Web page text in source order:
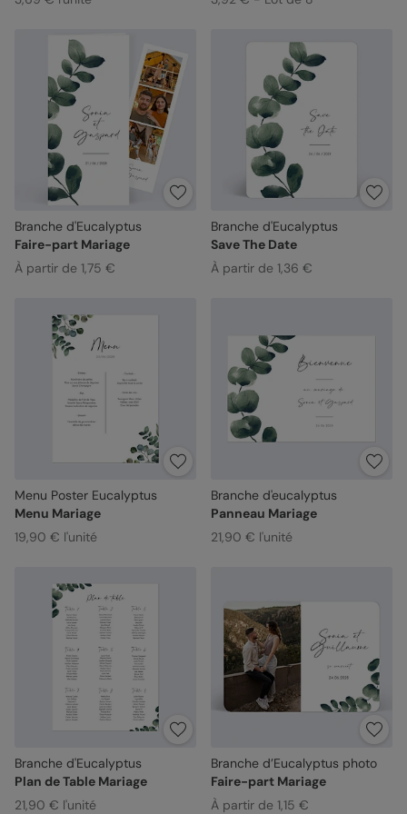
Branche d'Eucalyptus
Faire-part Mariage
À partir de 1,75 €
Branche d'Eucalyptus
Save The Date
À partir de 1,36 €
Menu Poster Eucalyptus
Menu Mariage
19,90 € l'unité
Branche d'eucalyptus
Panneau Mariage
21,90 € l'unité
Branche d'Eucalyptus
Plan de Table Mariage
21,90 € l'unité
Branche d’Eucalyptus photo
Faire-part Mariage
À partir de 1,15 €